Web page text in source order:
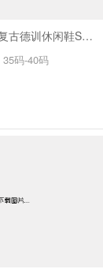
新款头层牛皮复古德训休闲鞋SA2532
35码-40码